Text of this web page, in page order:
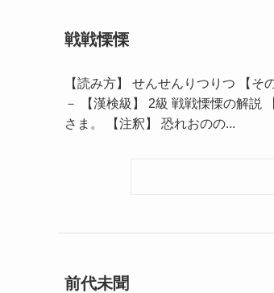
戦戦慄慄
【読み方】 せんせんりつりつ 【そ
－ 【漢検級】 2級 戦戦慄慄の解説
さま。 【注釈】 恐れおのの...
前代未聞